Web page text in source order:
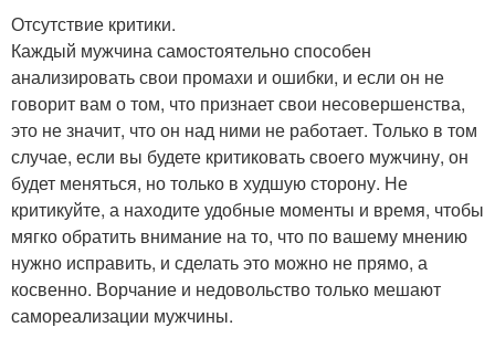
Отсутствие критики.
Каждый мужчина самостоятельно способен
анализировать свои промахи и ошибки, и если он не
говорит вам о том, что признает свои несовершенства,
это не значит, что он над ними не работает. Только в том
случае, если вы будете критиковать своего мужчину, он
будет меняться, но только в худшую сторону. Не
критикуйте, а находите удобные моменты и время, чтобы
мягко обратить внимание на то, что по вашему мнению
нужно исправить, и сделать это можно не прямо, а
косвенно. Ворчание и недовольство только мешают
самореализации мужчины.